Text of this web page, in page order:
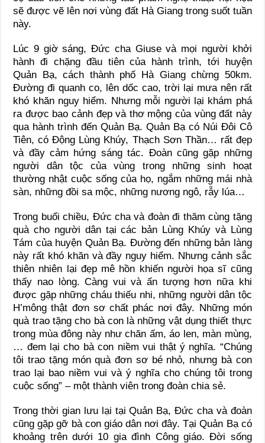
sẽ được vẽ lên nơi vùng đất Hà Giang trong suốt tuần
này.
Lúc 9 giờ sáng, Đức cha Giuse và mọi người khởi
hành đi chặng đầu tiên của hành trình, tới huyện
Quản Bạ, cách thành phố Hà Giang chừng 50km.
Đường đi quanh co, lên dốc cao, trời lại mưa nên rất
khó khăn nguy hiểm. Nhưng mỗi người lại khám phá
ra được bao cảnh đẹp và thơ mộng của vùng đất này
qua hành trình đến Quản Bạ. Quản Bạ có Núi Đôi Cô
Tiên, có Động Lùng Khúy, Thạch Sơn Thần… rất đẹp
và đầy cảm hứng sáng tác. Đoàn cũng gặp những
người dân tộc của vùng trong những sinh hoạt
thường nhật cuộc sống của họ, ngắm những mái nhà
sàn, những đồi sa mộc, những nương ngô, rẫy lúa…
Trong buổi chiều, Đức cha và đoàn đi thăm cùng tặng
quà cho người dân tại các bản Lùng Khúy và Lùng
Tám của huyện Quản Bạ. Đường đến những bản làng
này rất khó khăn và đầy nguy hiểm. Nhưng cảnh sắc
thiên nhiên lại đẹp mê hồn khiến người họa sĩ cũng
thấy nao lòng. Càng vui và ấn tượng hơn nữa khi
được gặp những cháu thiếu nhi, những người dân tộc
H’mông thật đơn sơ chất phác nơi đây. Những món
quà trao tặng cho bà con là những vật dụng thiết thực
trong mùa đông này như chăn ấm, áo len, màn mùng,
… đem lại cho bà con niềm vui thật ý nghĩa. “Chúng
tôi trao tặng món quà đơn sơ bé nhỏ, nhưng bà con
trao lại bao niềm vui và ý nghĩa cho chúng tôi trong
cuộc sống” – một thành viên trong đoàn chia sẻ.
Trong thời gian lưu lại tại Quản Bạ, Đức cha và đoàn
cũng gặp gỡ bà con giáo dân nơi đây. Tại Quản Bạ có
khoảng trên dưới 10 gia đình Công giáo. Đời sống